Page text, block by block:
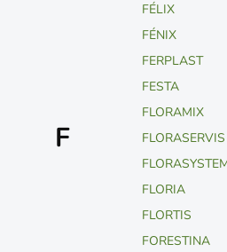
F
FÉLIX
FÉNIX
FERPLAST
FESTA
FLORAMIX
FLORASERVIS
FLORIA
FLORTIS
FORESTINA